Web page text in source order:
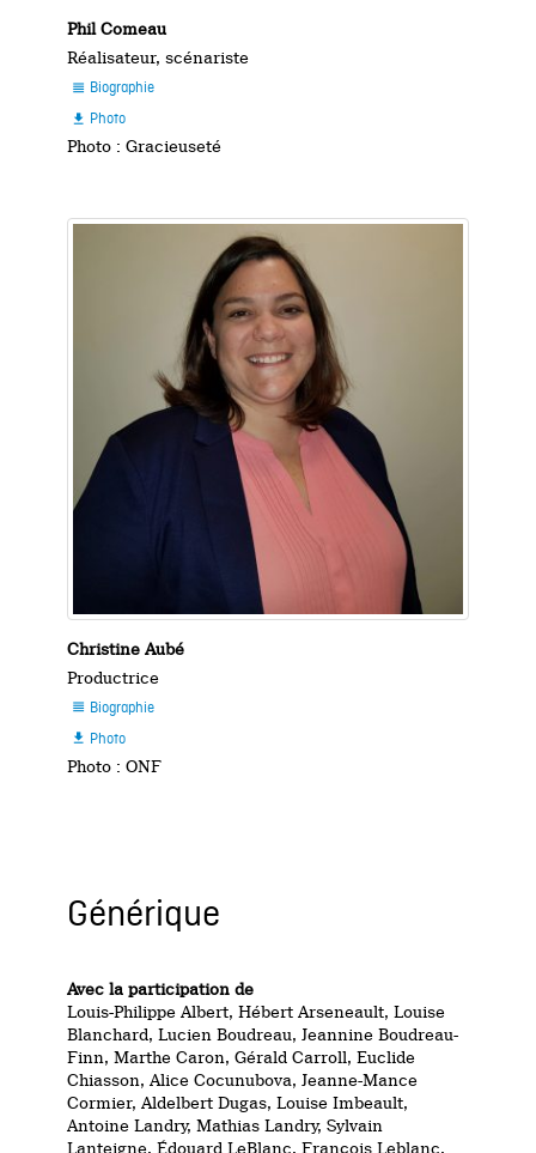
Phil Comeau
Réalisateur, scénariste
 Biographie
 Photo
Photo : Gracieuseté
Christine Aubé
Productrice
 Biographie
 Photo
Photo : ONF
Générique
Avec la participation de
Louis-Philippe Albert, Hébert Arseneault, Louise
Blanchard, Lucien Boudreau, Jeannine Boudreau-
Finn, Marthe Caron, Gérald Carroll, Euclide
Chiasson, Alice Cocunubova, Jeanne-Mance
Cormier, Aldelbert Dugas, Louise Imbeault,
Antoine Landry, Mathias Landry, Sylvain
Lanteigne, Édouard LeBlanc, François Leblanc,